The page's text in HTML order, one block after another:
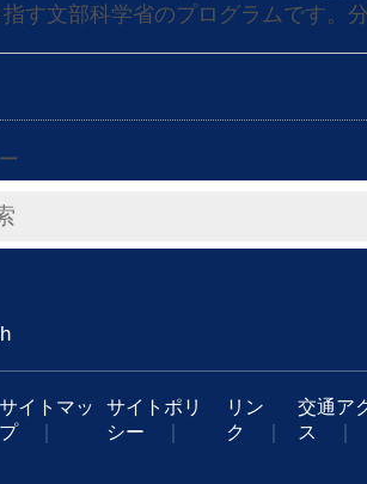
指す文部科学省のプログラムです。
サイトマッ
プ｜
サイトポリ
シー
リン
ク
交通ア
ス